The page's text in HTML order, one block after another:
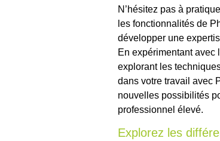
N’hésitez pas à
les fonctionnalités de
développer une
En expérimentant avec
explorant les
dans votre travail avec
nouvelles possibilités
professionnel élevé.
Explorez les